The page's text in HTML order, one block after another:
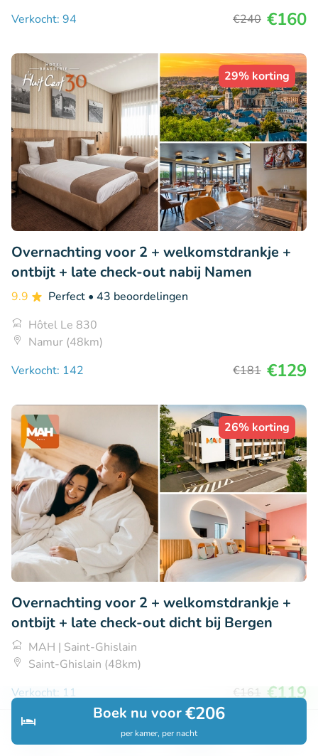
Zoeken Boekingen
Boek nu voor€206
per kamer, per nacht
Verkocht: 94
€240 €160
29% korting
Overnachting voor 2 + welkomstdrankje +
ontbijt + late check-out nabij Namen
9.9 Perfect • 43 beoordelingen
Hôtel Le 830
Namur (48km)
Verkocht: 142
€181 €129
26% korting
Overnachting voor 2 + welkomstdrankje +
ontbijt + late check-out dicht bij Bergen
MAH | Saint-Ghislain
Saint-Ghislain (48km)
Verkocht: 11
€161 €119
38% korting